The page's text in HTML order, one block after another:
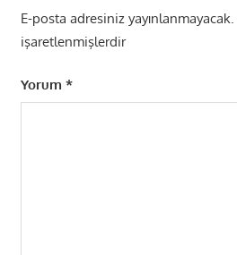
E-posta adresiniz yayınlanmayacak.
işaretlenmişlerdir
Yorum *